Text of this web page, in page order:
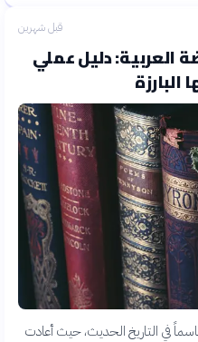
قبل شهرين
العربية: دليل عملي
في التاريخ الحديث، حيث أعادت